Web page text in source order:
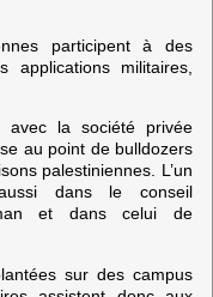
participent à des
applications militaires,
avec la société privée
au point de bulldozers
palestiniennes. L’un
dans le conseil
et dans celui de
sur des campus